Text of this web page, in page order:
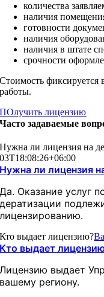
количества
наличия
готовности
наличия
наличия в штате
срочности
Стоимость фиксируется
работы.
ПОлучить лицензию
Часто задаваемые
Нужна ли лицензия на
03T18:08:26+06:00
Нужна ли лицензия
Да. Оказание услуг
дератизации
лицензированию.
Кто выдает лицензию?
Кто выдает
Лицензию выдает
вашему региону.